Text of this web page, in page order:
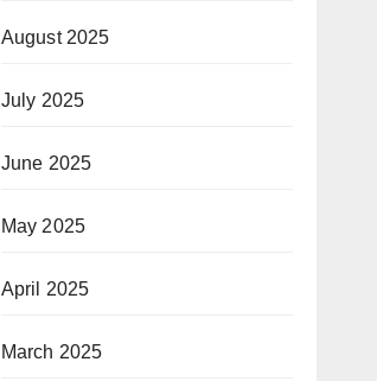
August 2025
July 2025
June 2025
May 2025
April 2025
March 2025